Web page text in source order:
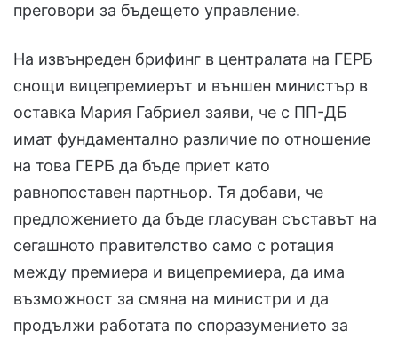
преговори за бъдещето управление.
На извънреден брифинг в централата на ГЕРБ
снощи вицепремиерът и външен министър в
оставка Мария Габриел заяви, че с ПП-ДБ
имат фундаментално различие по отношение
на това ГЕРБ да бъде приет като
равнопоставен партньор. Тя добави, че
предложението да бъде гласуван съставът на
сегашното правителство само с ротация
между премиера и вицепремиера, да има
възможност за смяна на министри и да
продължи работата по споразумението за